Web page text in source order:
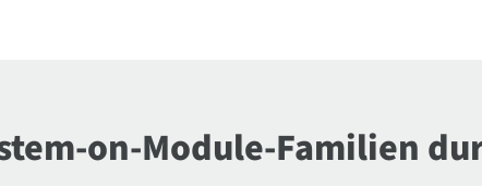
on-Module-Familien